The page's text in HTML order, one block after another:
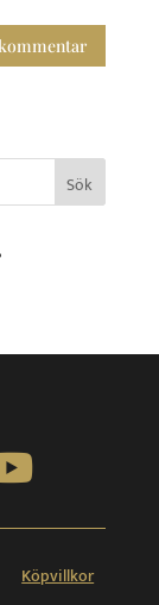
Köpvillkor